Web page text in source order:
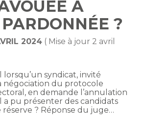
À
?
2024 ( Mise à jour 2 avril
lorsqu’un syndicat, invité
négociation du protocole
en demande l’annulation
a pu présenter des candidats
réserve ? Réponse du juge…